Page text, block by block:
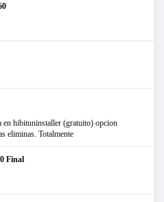
en hibituninstaller (gratuito) opcion
eliminas. Totalmente
Final